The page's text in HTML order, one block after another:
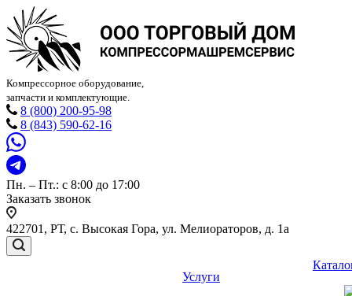
Компрессорное оборудование,
запчасти и комплектующие.
8 (800) 200-95-98
8 (843) 590-62-16
Пн. – Пт.: с 8:00 до 17:00
Заказать звонок
422701, РТ, с. Высокая Гора, ул. Мелиораторов, д. 1а
Услуги